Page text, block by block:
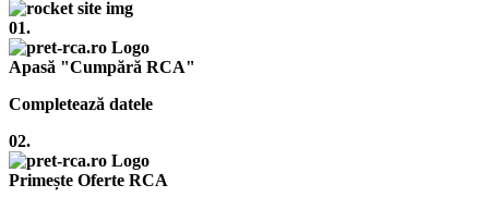
01.
Apasă "Cumpără RCA"
Completează datele
02.
Primește Oferte RCA